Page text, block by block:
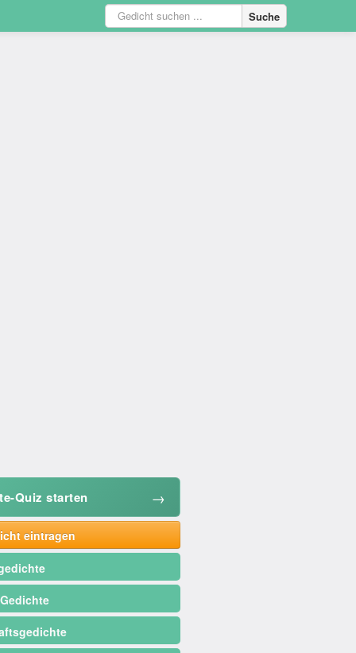
Suche
Quiz starten →
eintragen